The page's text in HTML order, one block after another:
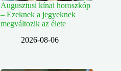
Augusztusi kínai horoszkóp
– Ezeknek a jegyeknek
megváltozik az élete
2026-08-06